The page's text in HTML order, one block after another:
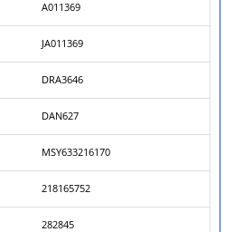
A011369
JA011369
DRA3646
DAN627
MSY633216170
218165752
282845